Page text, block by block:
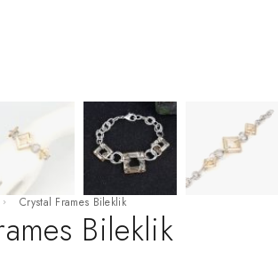
Crystal Frames Bileklik
Bileklik